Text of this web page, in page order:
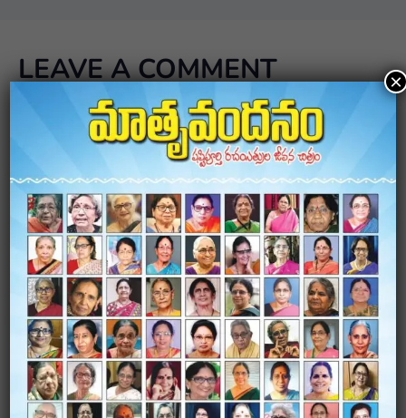
LEAVE A COMMENT
Your email address will not be published.Required
fields are marked*
Comment*
Name *
×